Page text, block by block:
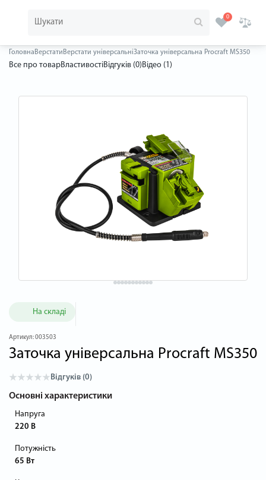
0
Головна Верстати Верстати універсальніЗаточка універсальна Procraft MS350
Все про товарВластивостіВідгуків (0)Відео (1)
На складі
Артикул:003503
Заточка універсальна Procraft MS350
Відгуків (0)
Основні характеристики
Напруга
220 В
Потужність
65 Вт